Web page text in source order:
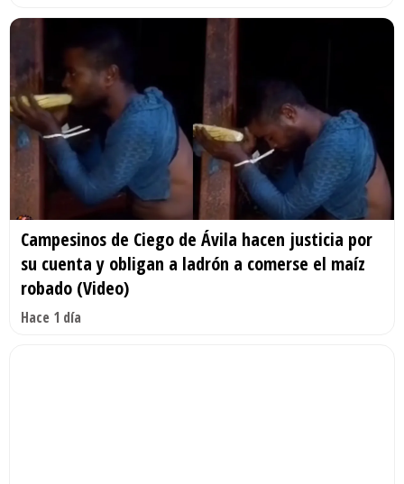
Campesinos de Ciego de Ávila hacen justicia por
su cuenta y obligan a ladrón a comerse el maíz
robado (Video)
Hace 1 día